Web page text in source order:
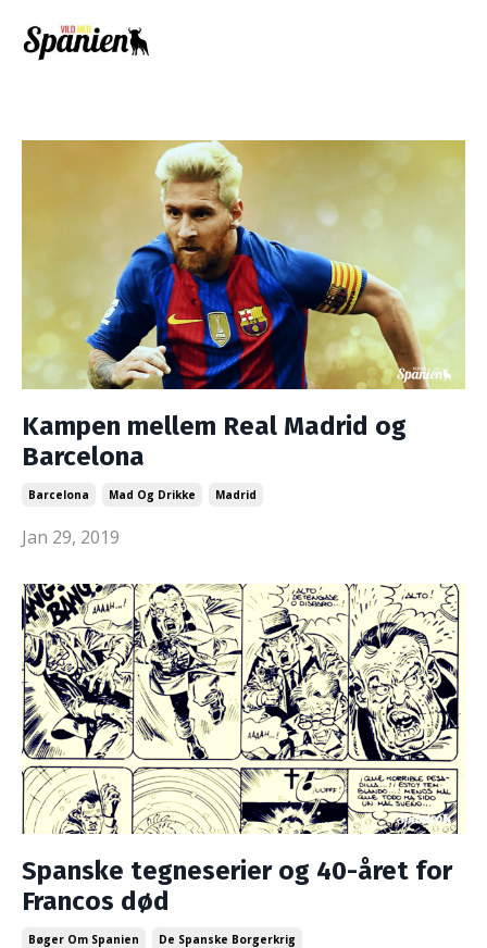
Kampen mellem Real Madrid og
Barcelona
Barcelona Mad Og Drikke Madrid
Jan 29, 2019
Spanske tegneserier og 40-året for
Francos død
Bøger Om Spanien De Spanske Borgerkrig